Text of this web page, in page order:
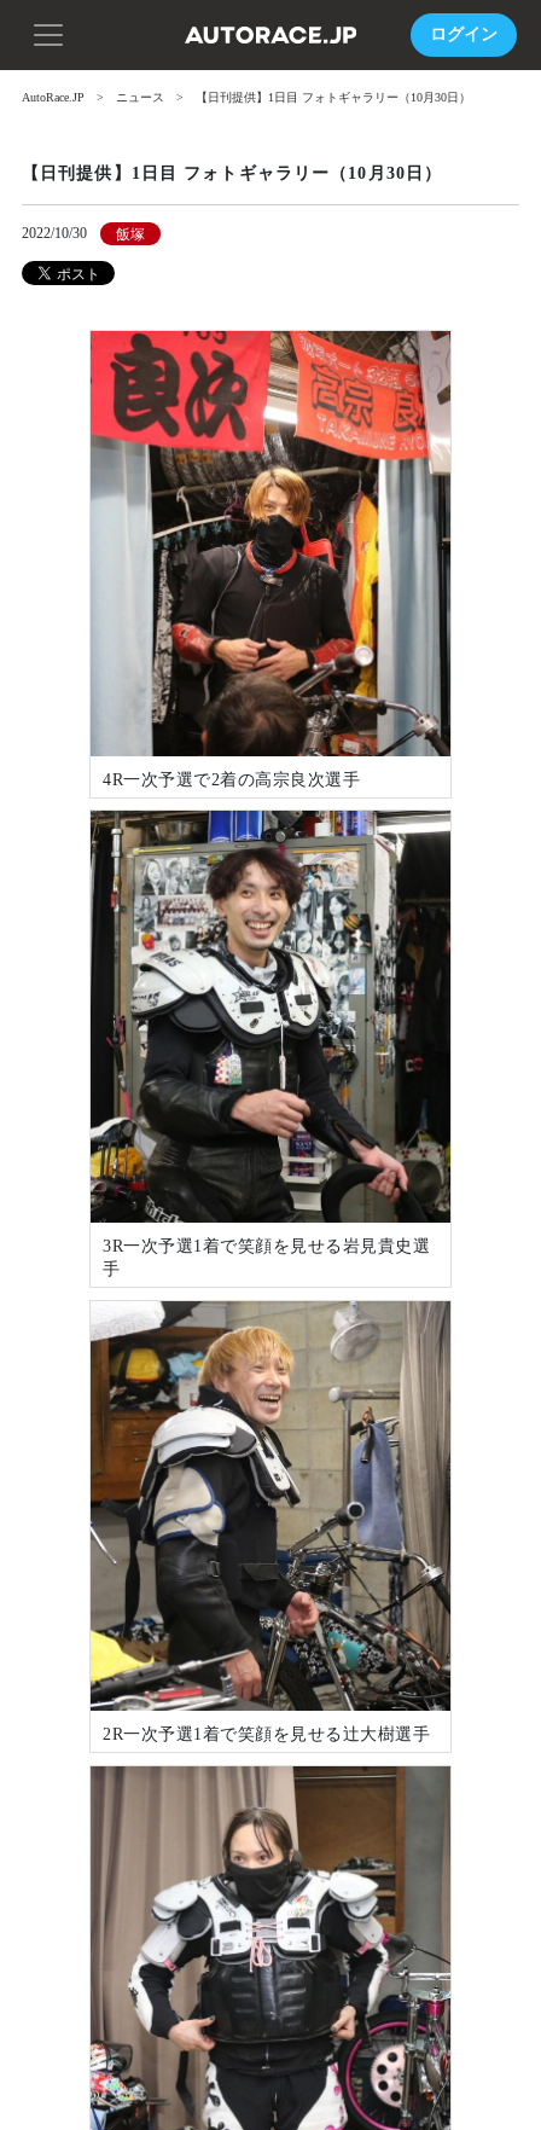
ログイン
AutoRace.JP ニュース 【日刊提供】1日目 フォトギャラリー（10月30日）
【日刊提供】1日目 フォトギャラリー（10月30日）
2022/10/30 飯塚
4R一次予選で2着の高宗良次選手
3R一次予選1着で笑顔を見せる岩見貴史選
手
2R一次予選1着で笑顔を見せる辻大樹選手